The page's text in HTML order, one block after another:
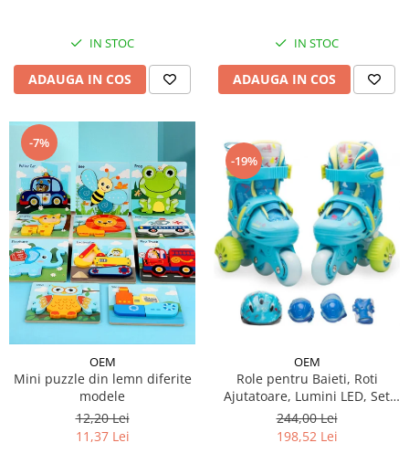
IN STOC
ADAUGA IN COS
IN STOC
ADAUGA IN COS
-7%
OEM
Mini puzzle din lemn diferite
modele
12,20 Lei
11,37 Lei
-19%
OEM
Role pentru Baieti, Roti
Ajutatoare, Lumini LED, Set
Protectie
244,00 Lei
198,52 Lei